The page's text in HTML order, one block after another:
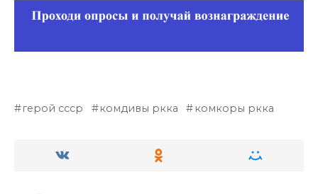
герой ссср комдивы ркка комкоры ркка